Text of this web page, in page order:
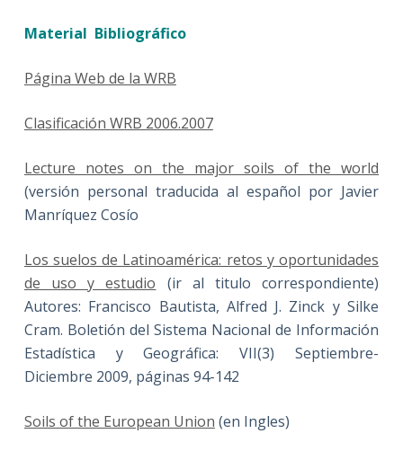
Material Bibliográfico
Página Web de la WRB
Clasificación WRB 2006.2007
Lecture notes on the major soils of the world
(versión personal traducida al español por Javier
Manríquez Cosío
Los suelos de Latinoamérica: retos y oportunidades
de uso y estudio (ir al titulo correspondiente)
Autores: Francisco Bautista, Alfred J. Zinck y Silke
Cram. Boletión del Sistema Nacional de Información
Estadística y Geográfica: VII(3) Septiembre-
Diciembre 2009, páginas 94-142
Soils of the European Union (en Ingles)